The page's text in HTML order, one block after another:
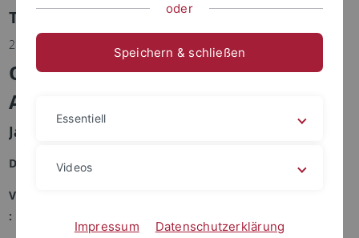
Termindetails
25.06.2026 | Universität Tübingen, SFB Andere Ästhetik
Objekt und Performanz. Präsenz,
Affordanz, Raum
Jahrestagung: Objekt und Performanz
Datum :
Veranstaltungsort
:
oder
Speichern & schließen
Essentiell
Videos
Impressum Datenschutzerklärung